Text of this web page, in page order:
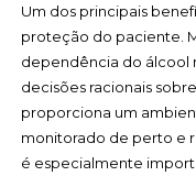
Um dos principais
proteção do paciente.
dependência do álcool
decisões racionais
proporciona um
monitorado de perto e
é especialmente